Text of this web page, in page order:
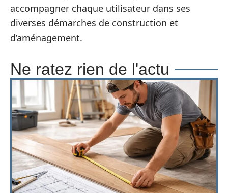
accompagner chaque utilisateur dans ses
diverses démarches de construction et
d’aménagement.
Ne ratez rien de l'actu